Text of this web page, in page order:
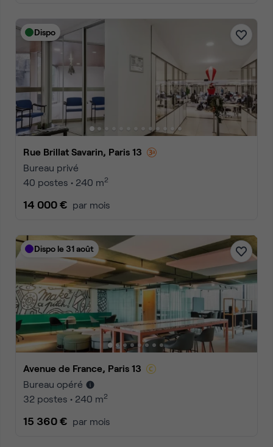
Dispo
Rue Brillat Savarin, Paris 13
Bureau privé
40 postes • 240 m2
14 000 € par mois
Dispo le 31 août
Avenue de France, Paris 13
Bureau opéré
32 postes • 240 m2
15 360 € par mois